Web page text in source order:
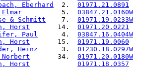
Eberhard
  2.
01971.21.0891
          5.
03847.21.0160W
& Schmitt
    7.
01971.19.0233W
Horst
       14.
01971.20.0221
Paul
      4.
03847.16.0404W
Horst
       15.
01971.19.0060
Heinz
      3.
01230.18.0297W
Norbert
       34.
01971.20.0180W
Horst 01971.18.0357